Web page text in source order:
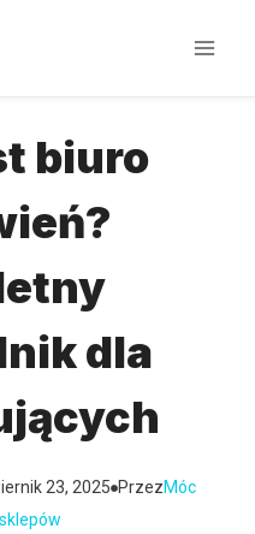
biuro
dla
23, 2025 PrzezMóc